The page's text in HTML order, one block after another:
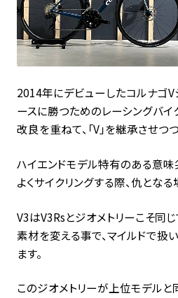
2014年にデビューしたコルナゴV
ースに勝つためのレーシングバイ
改良を重ねて、「V」を継承させつ
ハイエンドモデル特有のある意味
よくサイクリングする際、仇となる
V3はV3Rsとジオメトリーこそ同
素材を変える事で、マイルドで扱
ます。
このジオメトリーが上位モデルと